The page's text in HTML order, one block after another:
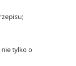
nie tylko o